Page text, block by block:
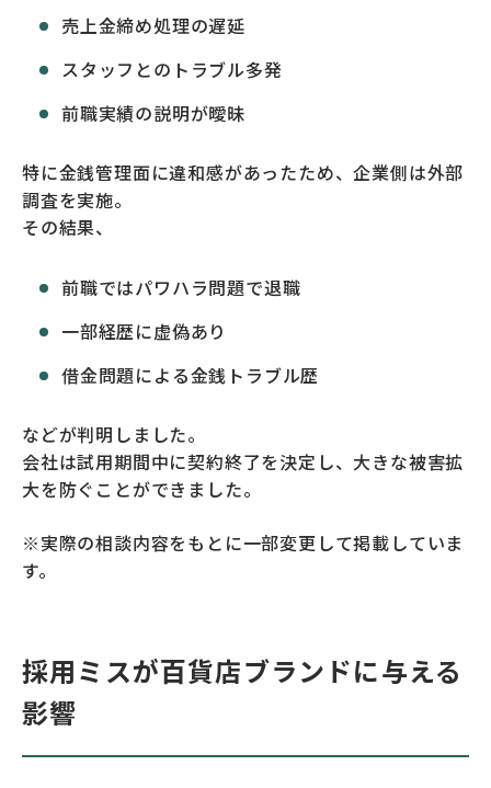
売上金締め処理の遅延
スタッフとのトラブル多発
前職実績の説明が曖昧
特に金銭管理面に違和感があったため、企業側は外部
調査を実施。
その結果、
前職ではパワハラ問題で退職
一部経歴に虚偽あり
借金問題による金銭トラブル歴
などが判明しました。
会社は試用期間中に契約終了を決定し、大きな被害拡
大を防ぐことができました。
※実際の相談内容をもとに一部変更して掲載していま
す。
採用ミスが百貨店ブランドに与える
影響